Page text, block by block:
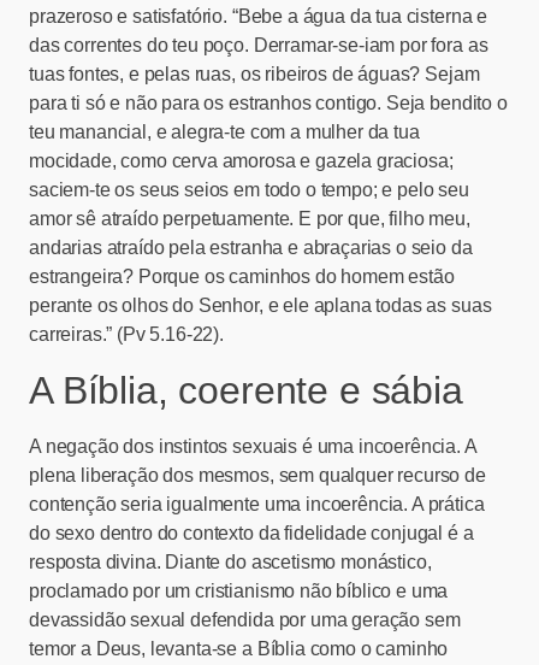
prazeroso e satisfatório. “Bebe a água da tua cisterna e
das correntes do teu poço. Derramar-se-iam por fora as
tuas fontes, e pelas ruas, os ribeiros de águas? Sejam
para ti só e não para os estranhos contigo. Seja bendito o
teu manancial, e alegra-te com a mulher da tua
mocidade, como cerva amorosa e gazela graciosa;
saciem-te os seus seios em todo o tempo; e pelo seu
amor sê atraído perpetuamente. E por que, filho meu,
andarias atraído pela estranha e abraçarias o seio da
estrangeira? Porque os caminhos do homem estão
perante os olhos do Senhor, e ele aplana todas as suas
carreiras.” (Pv 5.16-22).
A Bíblia, coerente e sábia
A negação dos instintos sexuais é uma incoerência. A
plena liberação dos mesmos, sem qualquer recurso de
contenção seria igualmente uma incoerência. A prática
do sexo dentro do contexto da fidelidade conjugal é a
resposta divina. Diante do ascetismo monástico,
proclamado por um cristianismo não bíblico e uma
devassidão sexual defendida por uma geração sem
temor a Deus, levanta-se a Bíblia como o caminho